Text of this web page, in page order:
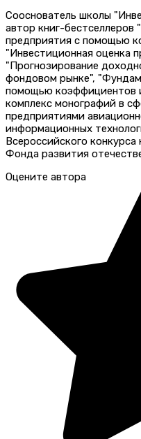
Сооснователь школы
автор книг-бестселлеров
предприятия с помощью
"Инвестиционная оценка
"Прогнозирование
фондовом рынке",
помощью коэффициентов
комплекс монографий в
предприятиями
информационных
Всероссийского
Фонда развития
Оцените автора